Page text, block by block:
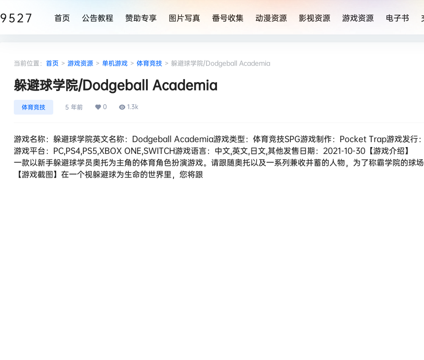
9527 首页 公告教程 赞助专享 图片写真 番号收集 动漫资源 影视资源 游戏资源 电子书
当前位置： 首页 > 游戏资源 > 单机游戏 > 体育竞技 > 躲避球学院/Dodgeball Academia
躲避球学院/Dodgeball Academia
体育竞技 5 年前 0 1.3k
游戏名称：躲避球学院英文名称：Dodgeball Academia游戏类型：体育竞技SPG游戏制作：Pocket Trap游戏发行
游戏平台：PC,PS4,PS5,XBOX ONE,SWITCH游戏语言：中文,英文,日文,其他发售日期：2021-10-30【游戏介绍
一款以新手躲避球学员奥托为主角的体育角色扮演游戏。请跟随奥托以及一系列兼收并蓄的人物，为了称霸学院的球场
【游戏截图】在一个视躲避球为生命的世界里，您将跟